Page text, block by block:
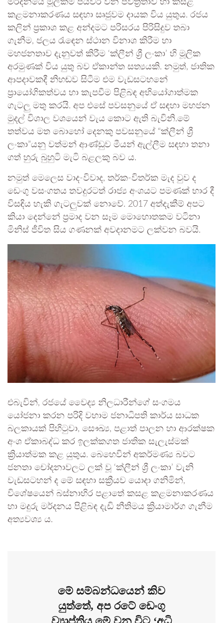
මර්දනයේ මූලිකම පියවර වන පවිත්‍රතාව හා කසළ
කළමනාකරණය සඳහා සෘජුවම දායක විය යුතුය. රජය
කලින් ප්‍රකාශ කළ අන්දමට පරිසරය පිරිසිදුව තබා
ගැනීම, ජලය රැඳෙන ස්ථාන විනාශ කිරීම හා
මහජනතාව දැනුවත් කිරීම ‘ක්ලීන් ශ්‍රී ලංකා’ හි මූලික
අරමුණක් විය යුතු බව ඒකාන්ත සත්‍යයකි. නමුත්, ජාතික
ආපදාවකදී නිහඬව සිටීම එම වැඩසටහනේ
ප්‍රායෝගිකත්වය හා කැපවීම පිළිබඳ අභියෝගාත්මක
ගැටලු මතු කරයි. අප එසේ පවසනුයේ ඒ සඳහා මහජන
මුදල් විශාල වශයෙන් වැය කොට ඇති බැවිනි.මේ
තත්වය මත බොහෝ දෙනකු පවසනුයේ “ක්ලීන් ශ්‍රී
ලංකා”යනු වත්මන් ආණ්ඩුව මීයන් ඇල්ලීම සඳහා තනා
ගත් හුරු බුහුටි මැටි බළලකු බව ය.
නමුත් මෙලෙස වාද-විවාද, තර්ක-විතර්ක මැද වුව ද
ඩෙංගු වසංගතය තවදුරටත් රාජ්‍ය අංශයට පමණක් භාර දී
විසඳිය හැකි ගැටලුවක් නොවේ. 2017 අත්දැකීම් අපට
කියා දෙන්නේ ප්‍රමාද වන සෑම මොහොතකම වටිනා
මිනිස් ජීවිත සිය ගණනක් අවදානමට ලක්වන බවයි.
එබැවින්, රජයේ වෛද්‍ය නිලධාරීන්ගේ සංගමය
යෝජනා කරන පරිදි වහාම ජනාධිපති කාර්ය සාධක
බලකායක් පිහිටුවා, සෞඛ්‍ය, පළාත් පාලන හා ආරක්ෂක
අංශ ඒකාබද්ධ කර ඉලක්කගත ජාතික සැලැස්මක්
ක්‍රියාත්මක කළ යුතුය. බෙහෙවින් අකර්මණ්‍ය බවට
ජනතා චෝදනාවලට ලක් වූ ‘ක්ලීන් ශ්‍රී ලංකා’ වැනි
වැඩසටහන් ද මේ සඳහා සක්‍රීයව යොදා ගනිමින්,
විශේෂයෙන් බස්නාහිර පළාතේ කසළ කළමනාකරණය
හා මදුරු මර්දනය පිළිබඳ දැඩි නීතිමය ක්‍රියාමාර්ග ගැනීම
අත්‍යවශ්‍ය ය.
මේ සම්බන්ධයෙන් කිව
යුත්තේ, අප රටේ ඩෙංගු